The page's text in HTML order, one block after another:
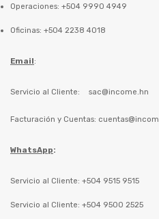
Operaciones: +504 9990 4949
Oficinas: +504 2238 4018
Email:
Servicio al Cliente: sac@income.hn
Facturación y Cuentas:
WhatsApp:
Servicio al Cliente: +504 9515 9515
Servicio al Cliente: +504 9500 2525